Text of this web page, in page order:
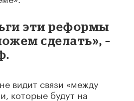
эти реформы
сделать», –
видит связи «между
которые будут на